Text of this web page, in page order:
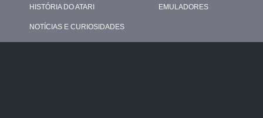
HISTÓRIA DO ATARI
NOTÍCIAS E CURIOSIDADES
EMULADORES